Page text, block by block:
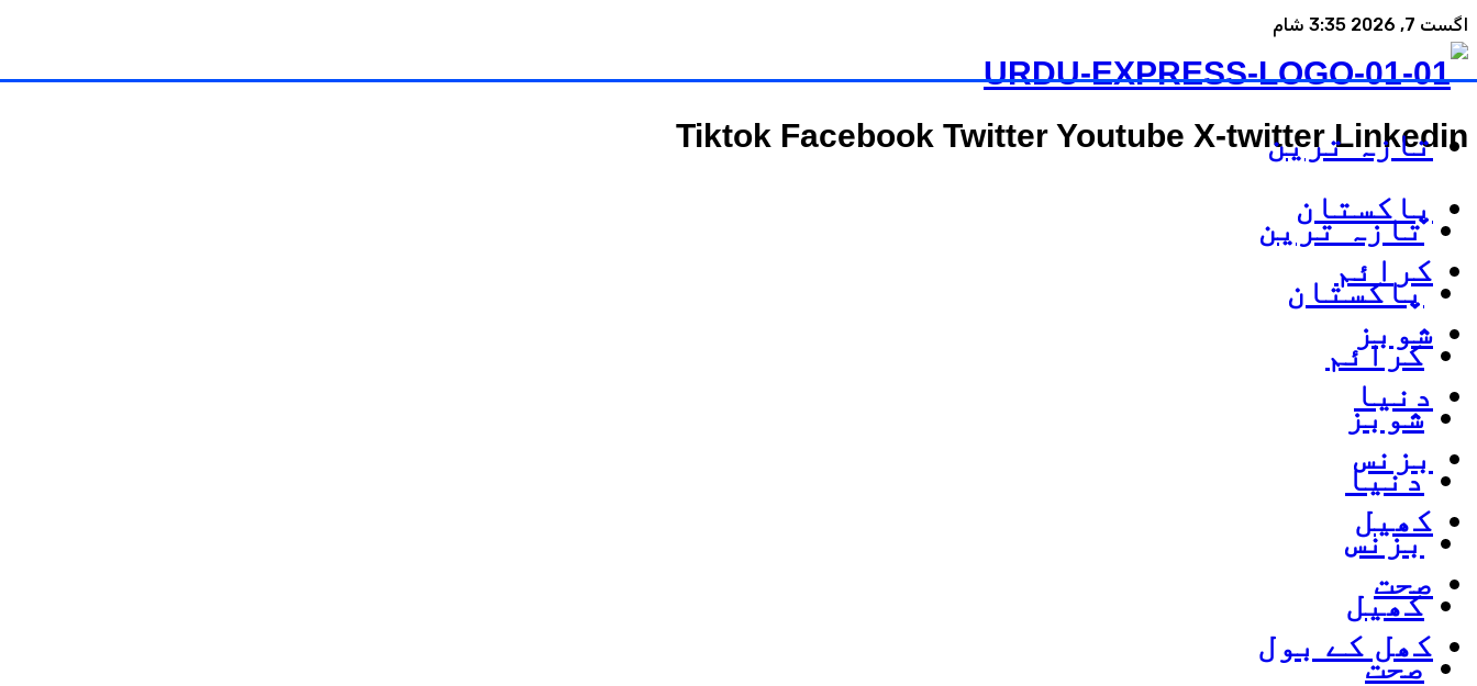
اگست 7, 2026 3:35 شام
Tiktok Facebook Twitter Youtube X-twitter Linkedin
تازہ ترین
پاکستان
کرائم
شوبز
دنیا
بزنس
کھیل
صحت
تازہ ترین
پاکستان
کرائم
شوبز
دنیا
بزنس
کھیل
صحت
کھل کے بول